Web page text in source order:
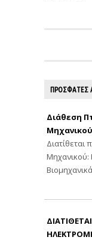
ΠΡΟΣΦΑΤΕΣ
Διάθεση
Μηχανικού: